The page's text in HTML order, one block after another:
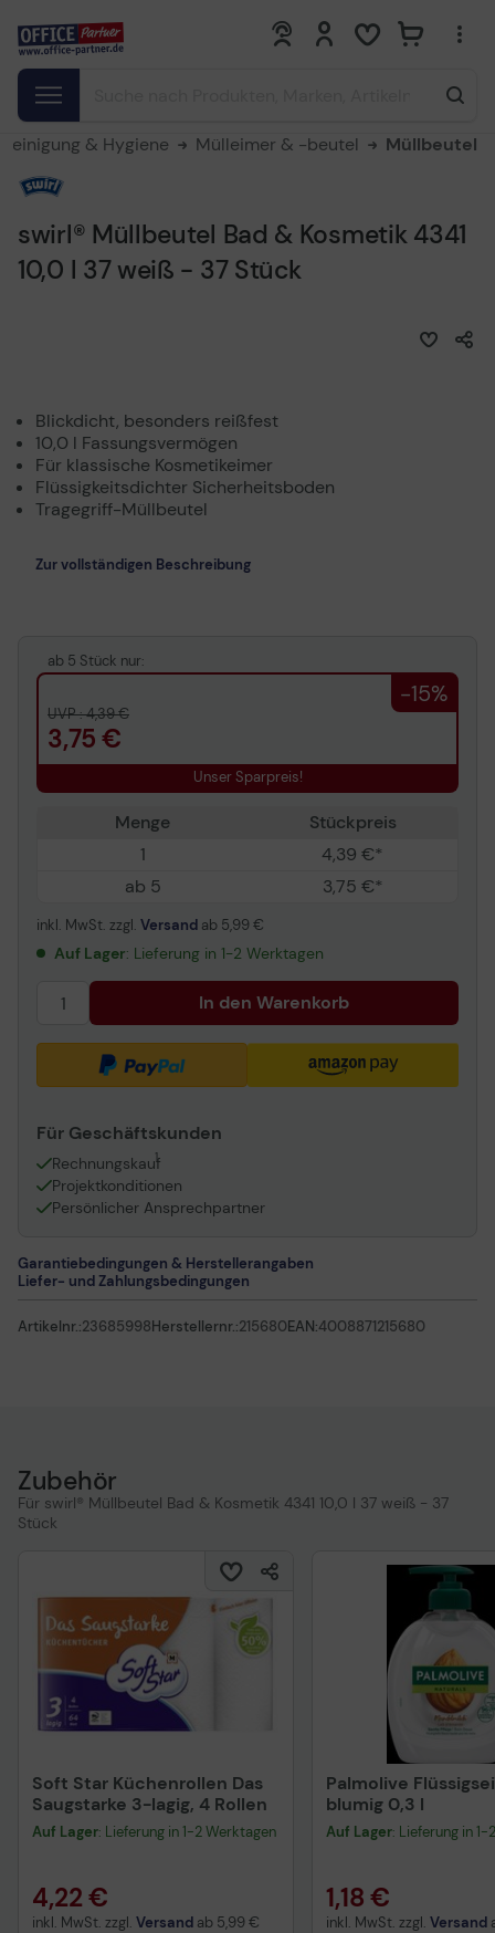
0 0
Reinigung & Hygiene Mülleimer & -beutel Müllbeutel
swirl® Müllbeutel Bad & Kosmetik 4341
10,0 l 37 weiß - 37 Stück
Blickdicht, besonders reißfest
10,0 l Fassungsvermögen
Für klassische Kosmetikeimer
Flüssigkeitsdichter Sicherheitsboden
Tragegriff-Müllbeutel
Zur vollständigen Beschreibung
UVP : 4,39 €
3,75 €
ab 5 Stück nur:
-15%
Unser Sparpreis!
inkl. MwSt. zzgl. Versand ab 5,99 €
Menge
Stückpreis
1
4,39 €*
ab 5
3,75 €*
Auf Lager: Lieferung in 1-2 Werktagen
In den Warenkorb
Für Geschäftskunden
Rechnungskauf
1
Projektkonditionen
Persönlicher Ansprechpartner
Garantiebedingungen & Herstellerangaben
Liefer- und Zahlungsbedingungen
Artikelnr.:23685998Herstellernr.:215680EAN:4008871215680
Zubehör
Für swirl® Müllbeutel Bad & Kosmetik 4341 10,0 l 37 weiß - 37
Stück
Soft Star Küchenrollen Das
Saugstarke 3-lagig, 4 Rollen
Auf Lager: Lieferung in 1-2 Werktagen
4,22 €
inkl. MwSt. zzgl. Versand ab 5,99 €
Palmolive
blumig 0,3 l
Auf Lager: Lieferung in
1,18 €
inkl. MwSt. zzgl. Versand